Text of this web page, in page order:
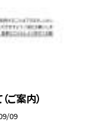
案内）
09